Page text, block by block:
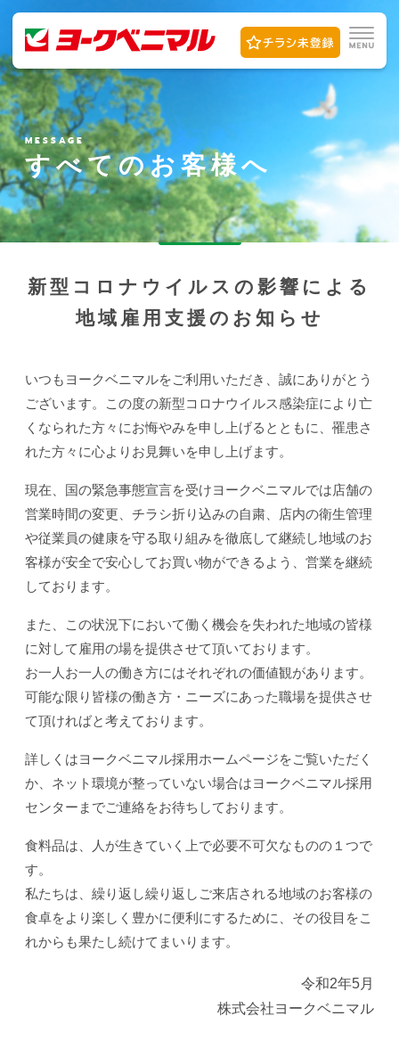
MESSAGE
すべてのお客様へ
新型コロナウイルスの影響による
地域雇用支援のお知らせ
いつもヨークベニマルをご利用いただき、誠にありがとう
ございます。この度の新型コロナウイルス感染症により亡
くなられた方々にお悔やみを申し上げるとともに、罹患さ
れた方々に心よりお見舞いを申し上げます。
現在、国の緊急事態宣言を受けヨークベニマルでは店舗の
営業時間の変更、 チラシ折り込みの自粛、店内の衛生管理
や従業員の健康を守る取り組みを徹底して継続し地域のお
客様が安全で安心してお買い物ができるよう、営業を継続
しております。
また、この状況下において働く機会を失われた地域の皆様
に対して雇用の場を提供させて頂いております。
お一人お一人の働き方にはそれぞれの価値観があります。
可能な限り皆様の働き方・ニーズにあった職場を提供させ
て頂ければと考えております。
詳しくはヨークベニマル採用ホームページをご覧いただく
か、ネット環境が整っていない場合はヨークベニマル採用
センターまでご連絡をお待ちしております。
食料品は、人が生きていく上で必要不可欠なものの１つで
す。
私たちは、繰り返し繰り返しご来店される地域のお客様の
食卓をより楽しく豊かに便利にするために、その役目をこ
れからも果たし続けてまいります。
令和2年5月
株式会社ヨークベニマル